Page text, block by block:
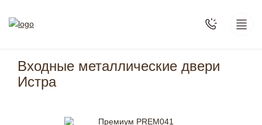
Входные металлические двери
Истра